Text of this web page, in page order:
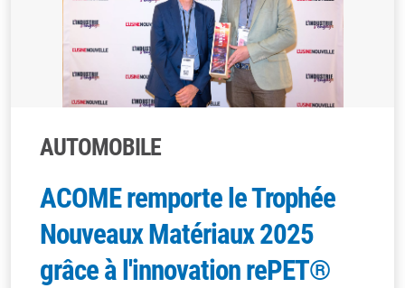
AUTOMOBILE
ACOME remporte le Trophée
Nouveaux Matériaux 2025
grâce à l'innovation rePET®